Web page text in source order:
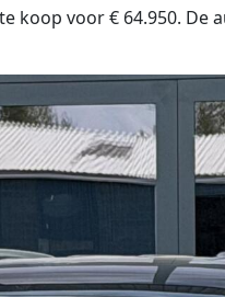
te koop voor € 64.950.